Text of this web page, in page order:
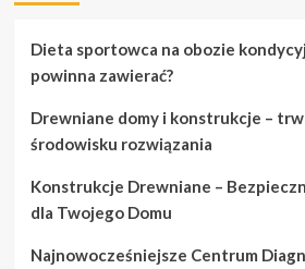
Dieta sportowca na obozie
powinna zawierać?
Drewniane domy i konstrukcje –
środowisku rozwiązania
Konstrukcje Drewniane –
dla Twojego Domu
Najnowocześniejsze Centrum